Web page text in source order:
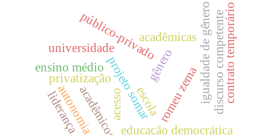
privatizaçãoprojeto somar
público-privado
romeu zemaigualdade de gênero
acadêmicos
acadêmicas
universidade
gênero
acesso
educação democrática
discurso competente
escola
autonomia
contrato temporário
ensino médio
liderança